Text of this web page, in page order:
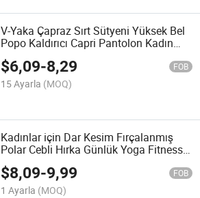
V-Yaka Çapraz Sırt Sütyeni Yüksek Bel
Popo Kaldırıcı Capri Pantolon Kadın
Giyimi Uyumlu Kadın Giyimi
$6,09-8,29 FOB
15 Ayarla (MOQ)
Kadınlar için Dar Kesim Fırçalanmış
Polar Cebli Hırka Günlük Yoga Fitness
Spor Ceket
$8,09-9,99 FOB
1 Ayarla (MOQ)